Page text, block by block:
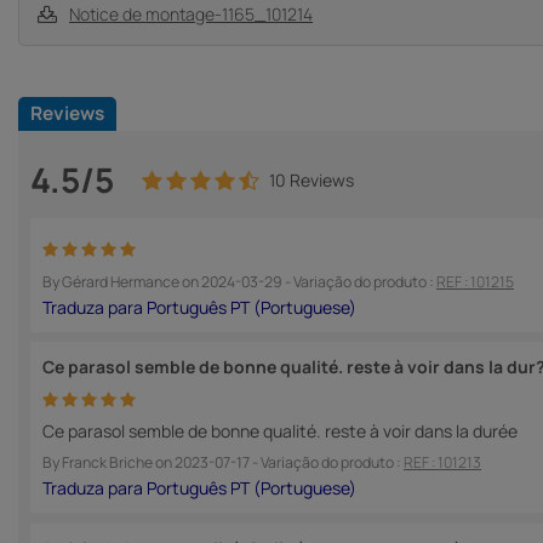
Notice de montage-1165_101214
Reviews
4.5/5 10 Reviews
ByGérard Hermanceon2024-03-29 - Variação do produto : REF : 101215
Ce parasol semble de bonne qualité. reste à voir dans la
Ce parasol semble de bonne qualité. reste à voir dans la durée
ByFranck Bricheon2023-07-17- Variação do produto : REF : 101213